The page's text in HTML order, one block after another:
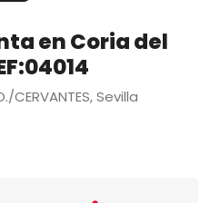
en Coria del
CERVANTES, Sevilla